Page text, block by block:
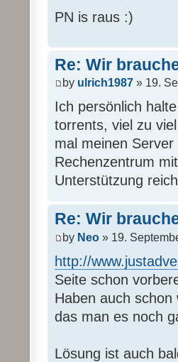
PN is raus :)
Re: Wir
by ulrich1987 » 19.
Ich persönlich
torrents, viel zu
mal meinen
Rechenzentrum
Unterstützung
Re: Wir
by Neo » 19.
http://
Seite schon
Haben auch
das man es noch
Lösung ist auch